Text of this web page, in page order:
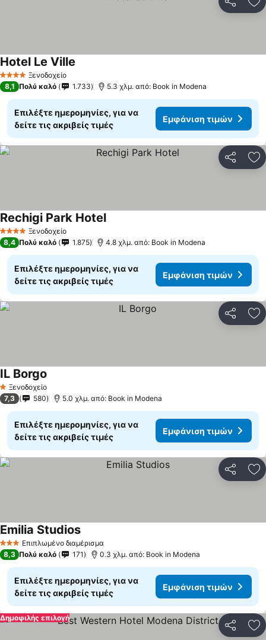
4 ΑστέριαΞενοδοχείο
Hotel Le Ville
8,1 Πολύ καλό 1.733 5.3 χλμ. από: Book in Modena
Επιλέξτε ημερομηνίες, για να
δείτε τις ακριβείς τιμές
Εμφάνιση τιμών
4 ΑστέριαΞενοδοχείο
Rechigi Park HotelΕμφάνιση τιμών
8,4 Πολύ καλό 1.875 4.8 χλμ. από: Book in Modena
Επιλέξτε ημερομηνίες, για να
δείτε τις ακριβείς τιμές
Εμφάνιση τιμών
1 Αστέρια
Ξενοδοχείο
IL Borgo
7,3 580 5.0 χλμ. από: Book in Modena
Επιλέξτε ημερομηνίες, για να
δείτε τις ακριβείς τιμές
Εμφάνιση τιμών
3 ΑστέριαΕπιπλωμένο διαμέρισμα
Emilia StudiosΕμφάνιση τιμών
8,3 Πολύ καλό 171 0.3 χλμ. από: Book in Modena
Επιλέξτε ημερομηνίες, για να
δείτε τις ακριβείς τιμές
Εμφάνιση τιμών
Δημοφιλής επιλογή